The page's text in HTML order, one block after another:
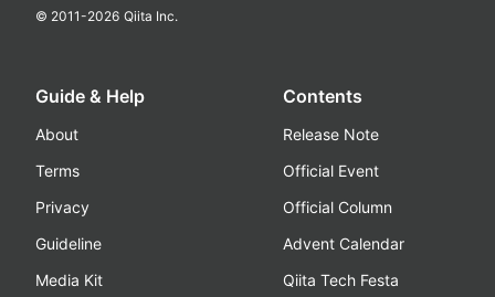
© 2011-2026 Qiita Inc.
Guide & Help
About
Terms
Privacy
Guideline
Media Kit
Contents
Release Note
Official Event
Official Column
Advent Calendar
Qiita Tech Festa